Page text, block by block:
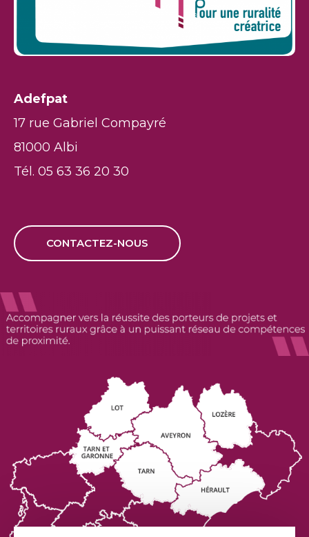
Adefpat
17 rue Gabriel Compayré
81000 Albi
Tél. 05 63 36 20 30
CONTACTEZ-NOUS